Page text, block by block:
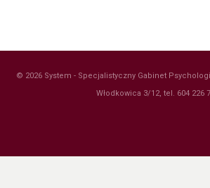
© 2026 System - Specjalistyczny Gabinet
Włodkowica 3/12, tel. 604 226